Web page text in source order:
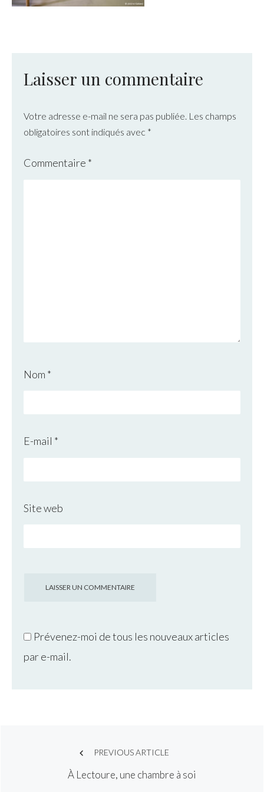
Laisser un commentaire
Votre adresse e-mail ne sera pas publiée. Les champs
obligatoires sont indiqués avec *
Commentaire *
Nom *
E-mail *
Site web
Prévenez-moi de tous les nouveaux articles
par e-mail.
PREVIOUS ARTICLE
À Lectoure, une chambre à soi